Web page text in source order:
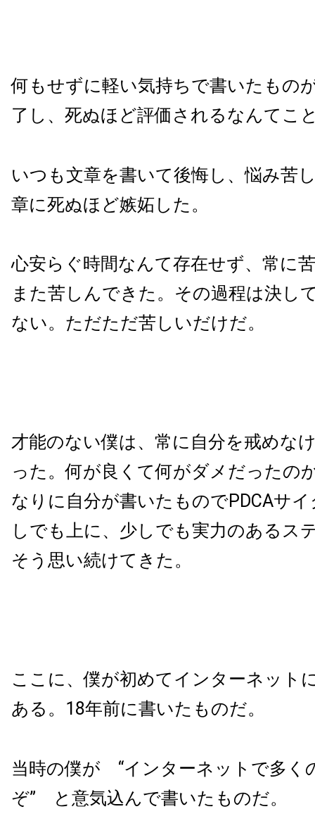
何もせずに軽い気持ちで書いたもの
了し、死ぬほど評価されるなんてこ
いつも文章を書いて後悔し、悩み苦
章に死ぬほど嫉妬した。
心安らぐ時間なんて存在せず、常に
また苦しんできた。その過程は決し
ない。ただただ苦しいだけだ。
才能のない僕は、常に自分を戒めな
った。何が良くて何がダメだったの
なりに自分が書いたものでPDCAサ
しでも上に、少しでも実力のあるス
そう思い続けてきた。
ここに、僕が初めてインターネット
ある。18年前に書いたものだ。
当時の僕が “インターネットで多く
ぞ” と意気込んで書いたものだ。